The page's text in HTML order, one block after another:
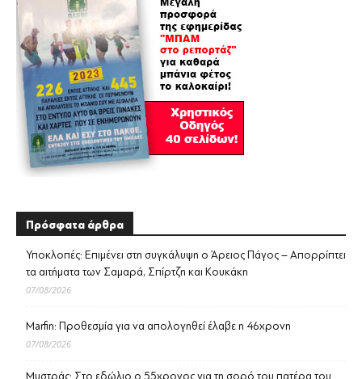
Πρόσφατα άρθρα
Υποκλοπές: Επιμένει στη συγκάλυψη ο Άρειος Πάγος – Απορρίπτει
τα αιτήματα των Σαμαρά, Σπίρτζη και Κουκάκη
07/08/2026
Marfin: Προθεσμία για να απολογηθεί έλαβε η 46χρονη
07/08/2026
Μυστράς: Στο εδώλιο ο 55χρονος για τη σορό του πατέρα του